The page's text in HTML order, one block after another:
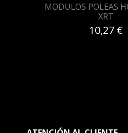
MODULOS POLEAS
XRT
10,27 €